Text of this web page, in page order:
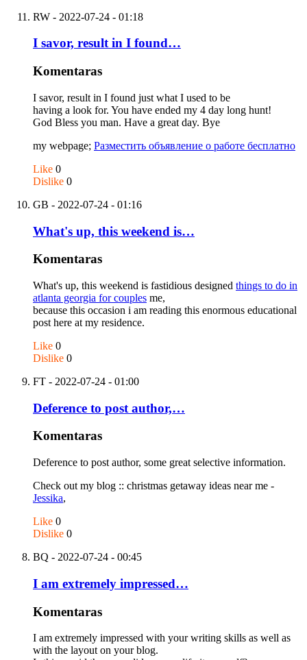
RW - 2022-07-24 - 01:18
I savor, result in I found…
Komentaras
I savor, result in I found just what I used to be
having a look for. You have ended my 4 day long hunt!
God Bless you man. Have a great day. Bye
my webpage; Разместить объявление о работе бесплатно
Like 0
Dislike 0
GB - 2022-07-24 - 01:16
What's up, this weekend is…
Komentaras
What's up, this weekend is fastidious designed things to do in
atlanta georgia for couples me,
because this occasion i am reading this enormous educational
post here at my residence.
Like 0
Dislike 0
FT - 2022-07-24 - 01:00
Deference to post author,…
Komentaras
Deference to post author, some great selective information.
Check out my blog :: christmas getaway ideas near me -
Jessika,
Like 0
Dislike 0
BQ - 2022-07-24 - 00:45
I am extremely impressed…
Komentaras
I am extremely impressed with your writing skills as well as
with the layout on your blog.